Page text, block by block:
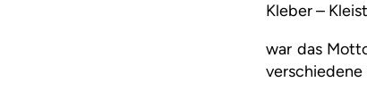
Kleber –
war das